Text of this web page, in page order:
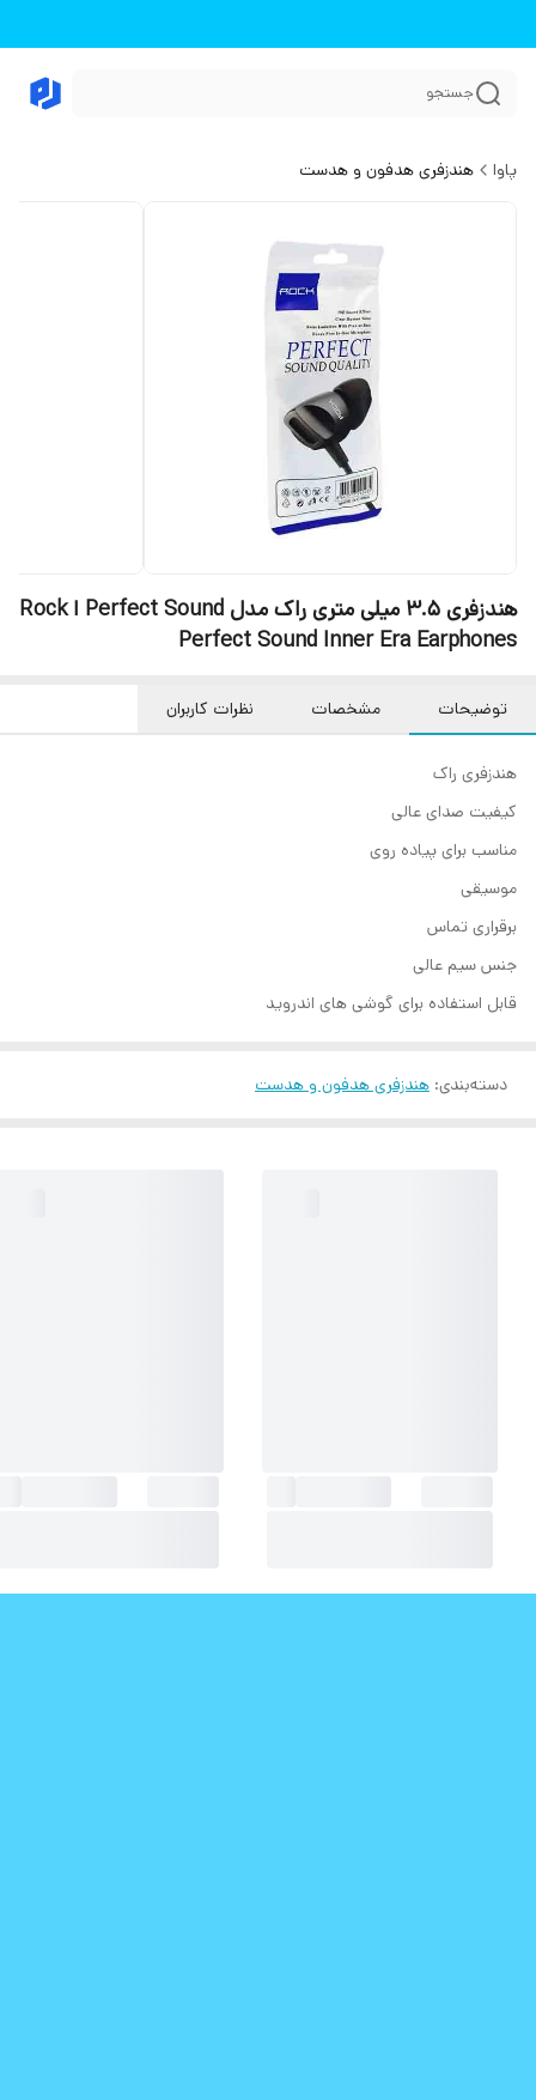
جستجو
پاوا هندزفری هدفون و هدست
هندزفری 3.5 میلی متری راک مدل Perfect Sound ا Rock
Perfect Sound Inner Era Earphones
توضیحات مشخصات نظرات کاربران
هندزفری راک
کیفیت صدای عالی
مناسب برای پیاده روی
موسیقی
برقراری تماس
جنس سیم عالی
قابل استفاده برای گوشی های اندروید
دسته‌بندی: هندزفری هدفون و هدست